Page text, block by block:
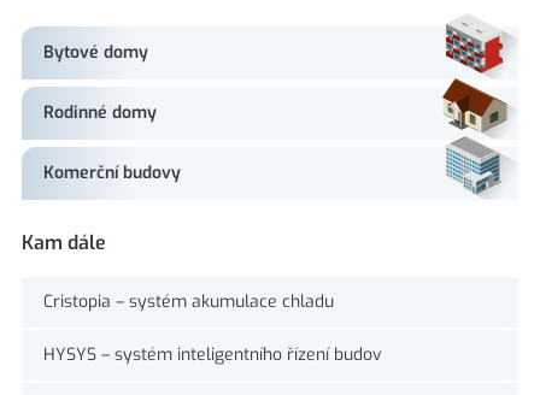
Bytové domy
Rodinné domy
Komerční budovy
Kam dále
Cristopia – systém akumulace chladu
HYSYS – systém inteligentního řízení budov